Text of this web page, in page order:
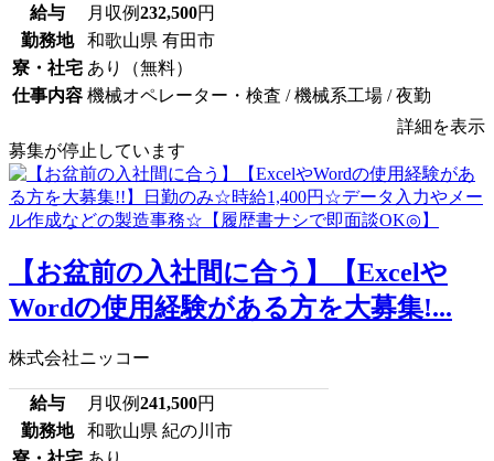
給与 月収例232,500円
勤務地
和歌山県 有田市
寮・社宅 あり（無料）
仕事内容 機械オペレーター・検査 / 機械系工場 / 夜勤
詳細を表示
募集が停止しています
【お盆前の入社間に合う】【Excelや
Wordの使用経験がある方を大募集!...
株式会社ニッコー
給与 月収例241,500円
勤務地
和歌山県 紀の川市